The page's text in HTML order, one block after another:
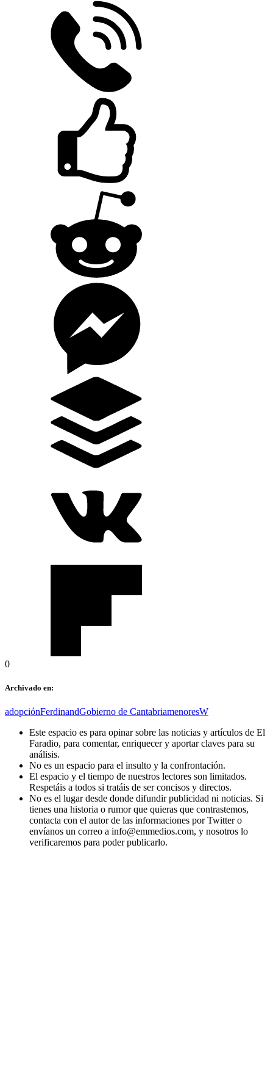
0
Archivado en:
adopciónFerdinandGobierno de CantabriamenoresW
Este espacio es para opinar sobre las noticias y artículos de El
Faradio, para comentar, enriquecer y aportar claves para su
análisis.
No es un espacio para el insulto y la confrontación.
El espacio y el tiempo de nuestros lectores son limitados.
Respetáis a todos si tratáis de ser concisos y directos.
No es el lugar desde donde difundir publicidad ni noticias. Si
tienes una historia o rumor que quieras que contrastemos,
contacta con el autor de las informaciones por Twitter o
envíanos un correo a info@emmedios.com, y nosotros lo
verificaremos para poder publicarlo.